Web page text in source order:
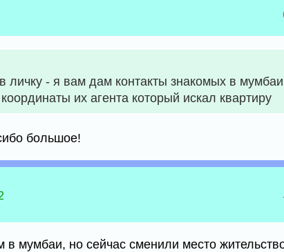
личку - я вам дам контакты знакомых в
их агента который искал квартиру
большое!
мумбаи, но сейчас сменили место